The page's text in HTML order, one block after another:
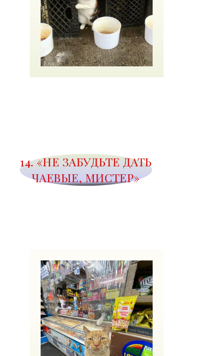
14. «НЕ ЗАБУДЬТЕ ДАТЬ
ЧАЕВЫЕ, МИСТЕР»